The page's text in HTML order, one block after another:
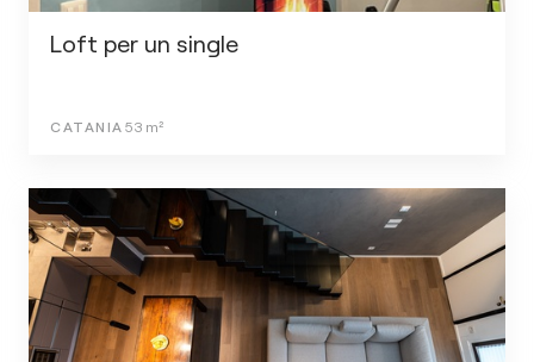
Loft per un single
CATANIA 53m²